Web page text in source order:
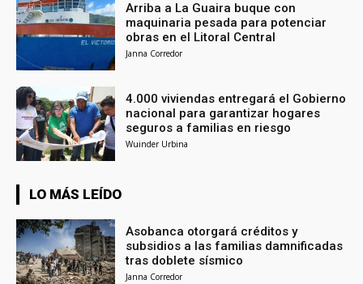
Arriba a La Guaira buque con
maquinaria pesada para potenciar
obras en el Litoral Central
Janna Corredor
4.000 viviendas entregará el Gobierno
nacional para garantizar hogares
seguros a familias en riesgo
Wuinder Urbina
LO MÁS LEÍDO
Asobanca otorgará créditos y
subsidios a las familias damnificadas
tras doblete sísmico
Janna Corredor